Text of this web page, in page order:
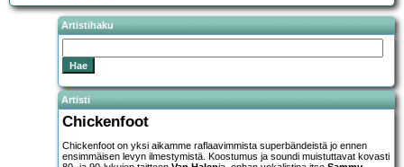
Artistihaku
Artisti
Chickenfoot
Chickenfoot on yksi aikamme raflaavimmista superbändeistä jo ennen
ensimmäisen levyn ilmestymistä. Koostumus ja soundi muistuttavat kovasti